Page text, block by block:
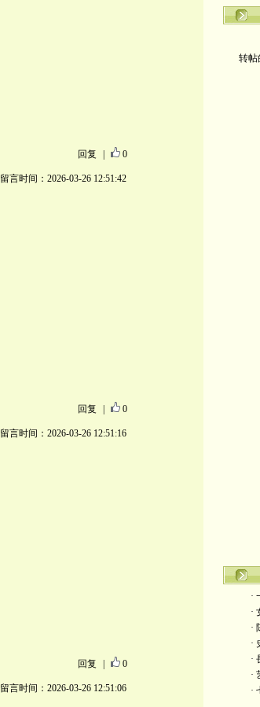
回复 0
留言时间：2026-03-26 12:51:42
回复 0
留言时间：2026-03-26 12:51:16
回复 0
留言时间：2026-03-26 12:51:06
·
·
·
·
·
·
·